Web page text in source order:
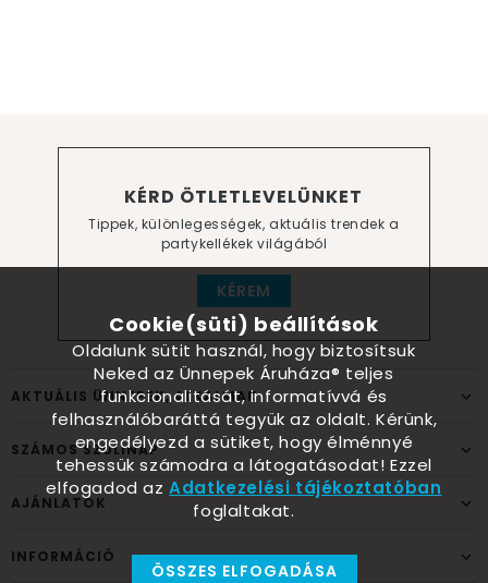
KÉRD ÖTLETLEVELÜNKET
Tippek, különlegességek, aktuális trendek a
partykellékek világából
KÉREM
AKTUÁLIS ÜNNEPEK, ALKALMAK
SZÁMOS SZÜLINAP
AJÁNLATOK
INFORMÁCIÓ
Cookie(süti) beállítások
Oldalunk sütit használ, hogy biztosítsuk
Neked az Ünnepek Áruháza® teljes
funkcionalitását, informatívvá és
felhasználóbaráttá tegyük az oldalt. Kérünk,
engedélyezd a sütiket, hogy élménnyé
tehessük számodra a látogatásodat! Ezzel
elfogadod azAdatkezelési tájékoztatóban
foglaltakat.
ÖSSZES ELFOGADÁSA